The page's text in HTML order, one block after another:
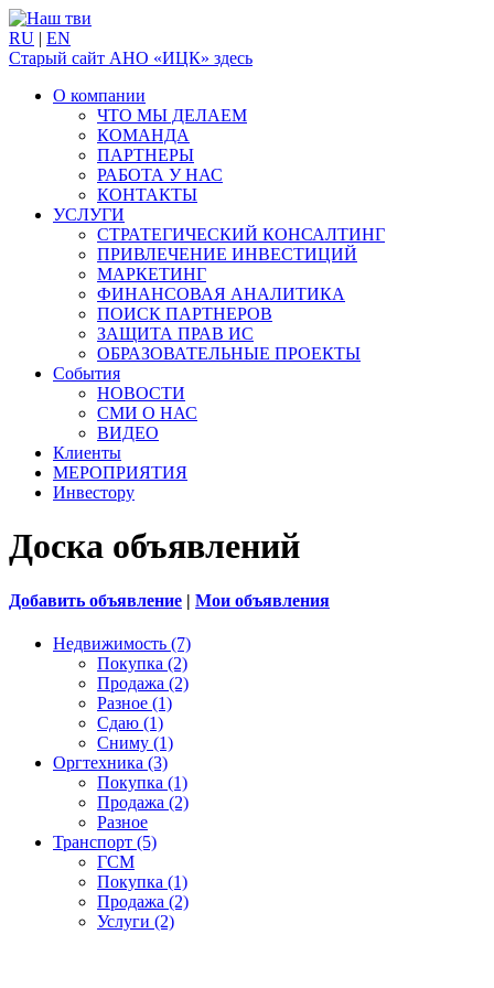
RU | EN
Старый сайт АНО «ИЦК» здесь
О компании
ЧТО МЫ ДЕЛАЕМ
КОМАНДА
ПАРТНЕРЫ
РАБОТА У НАС
КОНТАКТЫ
УСЛУГИ
СТРАТЕГИЧЕСКИЙ КОНСАЛТИНГ
ПРИВЛЕЧЕНИЕ ИНВЕСТИЦИЙ
МАРКЕТИНГ
ФИНАНСОВАЯ АНАЛИТИКА
ПОИСК ПАРТНЕРОВ
ЗАЩИТА ПРАВ ИС
ОБРАЗОВАТЕЛЬНЫЕ ПРОЕКТЫ
События
НОВОСТИ
СМИ О НАС
ВИДЕО
Клиенты
МЕРОПРИЯТИЯ
Инвестору
Доска объявлений
Добавить объявление | Мои объявления
Недвижимость (7)
Покупка (2)
Продажа (2)
Разное (1)
Сдаю (1)
Сниму (1)
Оргтехника (3)
Покупка (1)
Продажа (2)
Разное
Транспорт (5)
ГСМ
Покупка (1)
Продажа (2)
Услуги (2)